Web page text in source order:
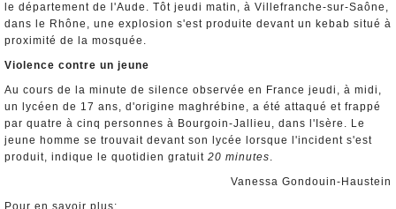
le département de l'Aude. Tôt jeudi matin, à Villefranche-sur-Saône,
dans le Rhône, une explosion s'est produite devant un kebab situé à
proximité de la mosquée.
Violence contre un jeune
Au cours de la minute de silence observée en France jeudi, à midi,
un lycéen de 17 ans, d'origine maghrébine, a été attaqué et frappé
par quatre à cinq personnes à Bourgoin-Jallieu, dans l'Isère. Le
jeune homme se trouvait devant son lycée lorsque l'incident s'est
produit, indique le quotidien gratuit 20 minutes.
Vanessa Gondouin-Haustein
Pour en savoir plus: